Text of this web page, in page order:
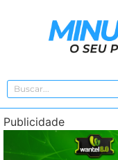
Publicidade